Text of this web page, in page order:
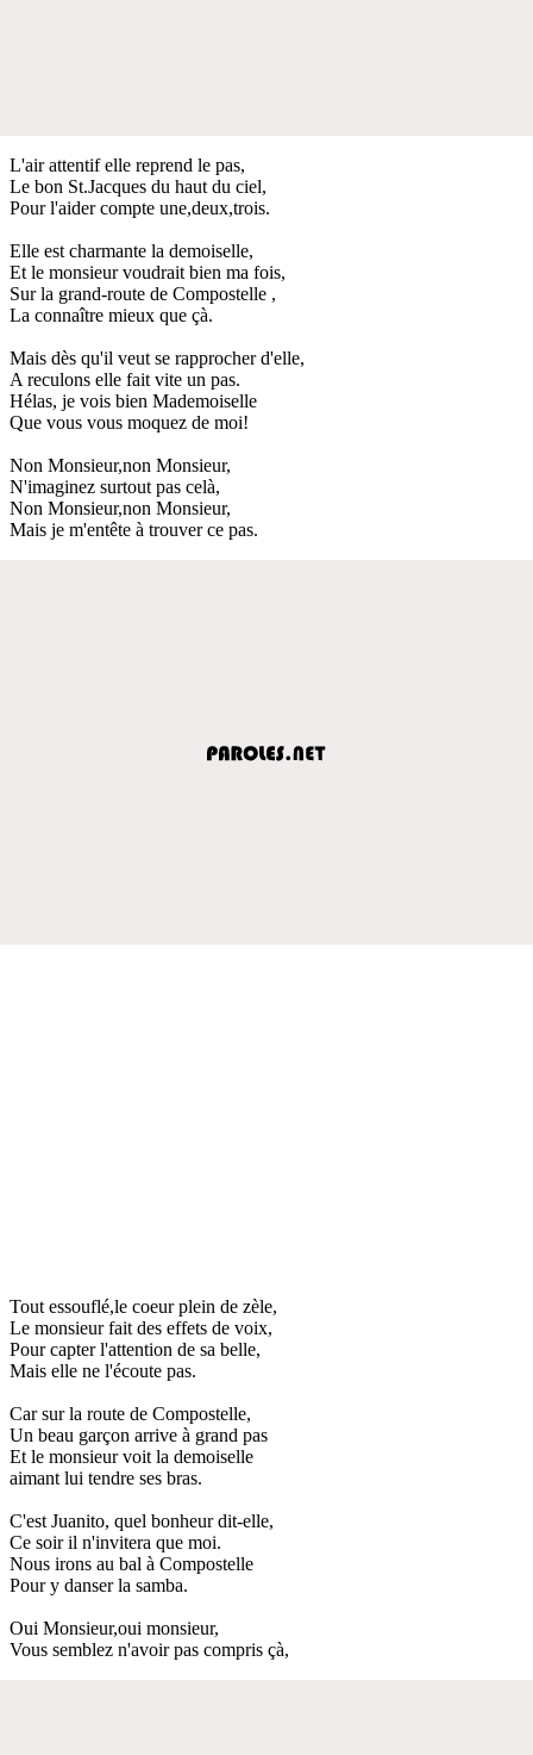
L'air attentif elle reprend le pas,
Le bon St.Jacques du haut du ciel,
Pour l'aider compte une,deux,trois.
Elle est charmante la demoiselle,
Et le monsieur voudrait bien ma fois,
Sur la grand-route de Compostelle ,
La connaître mieux que çà.
Mais dès qu'il veut se rapprocher d'elle,
A reculons elle fait vite un pas.
Hélas, je vois bien Mademoiselle
Que vous vous moquez de moi!
Non Monsieur,non Monsieur,
N'imaginez surtout pas celà,
Non Monsieur,non Monsieur,
Mais je m'entête à trouver ce pas.
Tout essouflé,le coeur plein de zèle,
Le monsieur fait des effets de voix,
Pour capter l'attention de sa belle,
Mais elle ne l'écoute pas.
Car sur la route de Compostelle,
Un beau garçon arrive à grand pas
Et le monsieur voit la demoiselle
aimant lui tendre ses bras.
C'est Juanito, quel bonheur dit-elle,
Ce soir il n'invitera que moi.
Nous irons au bal à Compostelle
Pour y danser la samba.
Oui Monsieur,oui monsieur,
Vous semblez n'avoir pas compris çà,